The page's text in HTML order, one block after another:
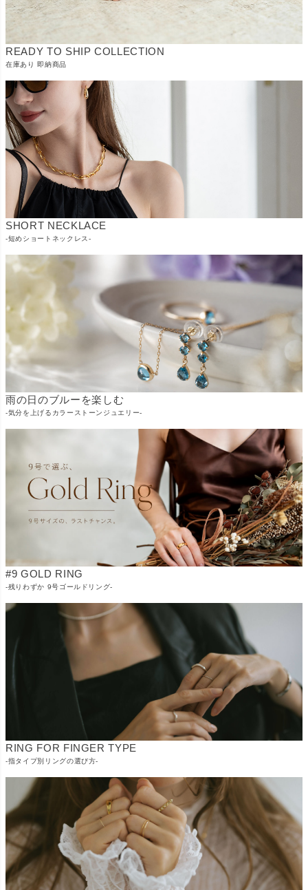
READY TO SHIP COLLECTION
在庫あり 即納商品
SHORT NECKLACE
-短めショートネックレス-
雨の日のブルーを楽しむ
-気分を上げるカラーストーンジュエリー-
#9 GOLD RING
-残りわずか 9号ゴールドリング-
RING FOR FINGER TYPE
-指タイプ別リングの選び方-